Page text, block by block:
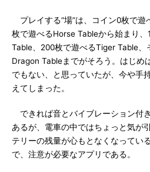
プレイする“場”は、コイン0枚で遊
枚で遊べるHorse Tableから始まり
Table、200枚で遊べるTiger Table、
Dragon Tableまでがそろう。はじめ
でもない、と思っていたが、今や手
えてしまった。
できれば音とバイブレーション付
あるが、電車の中ではちょっと気が
テリーの残量が心もとなくなってい
で、注意が必要なアプリである。